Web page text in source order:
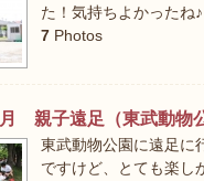
た！気持ちよかったね♪
7 Photos
親子遠足（東武動物
東武動物公園に遠足に
ですけど、とても楽し